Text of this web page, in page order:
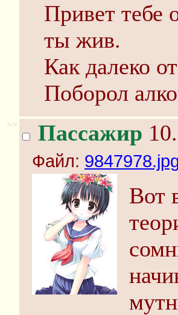
Привет тебе
ты жив.
Как далеко
Поборол
>> Пассажир
Файл:
Вот